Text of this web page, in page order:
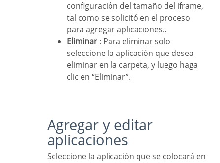
configuración del tamaño del iframe,
tal como se solicitó en el proceso
para agregar aplicaciones..
Eliminar : Para eliminar solo
seleccione la aplicación que desea
eliminar en la carpeta, y luego haga
clic en “Eliminar”.
Agregar y editar
aplicaciones
Seleccione la aplicación que se colocará en